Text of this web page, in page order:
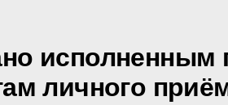
исполненным
личного